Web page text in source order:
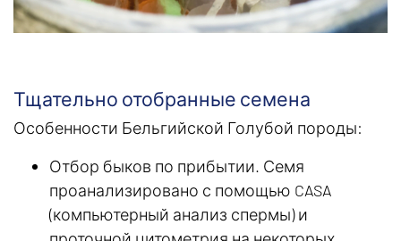
Тщательно отобранные семена
Особенности Бельгийской Голубой породы:
Отбор быков по прибытии. Семя
проанализировано с помощью CASA
(компьютерный анализ спермы) и